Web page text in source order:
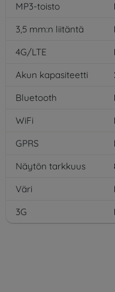
MP3-toisto
3,5 mm:n liitäntä
4G/LTE
Akun kapasiteetti
Bluetooth
WiFi
GPRS
Näytön tarkkuus
Väri
3G